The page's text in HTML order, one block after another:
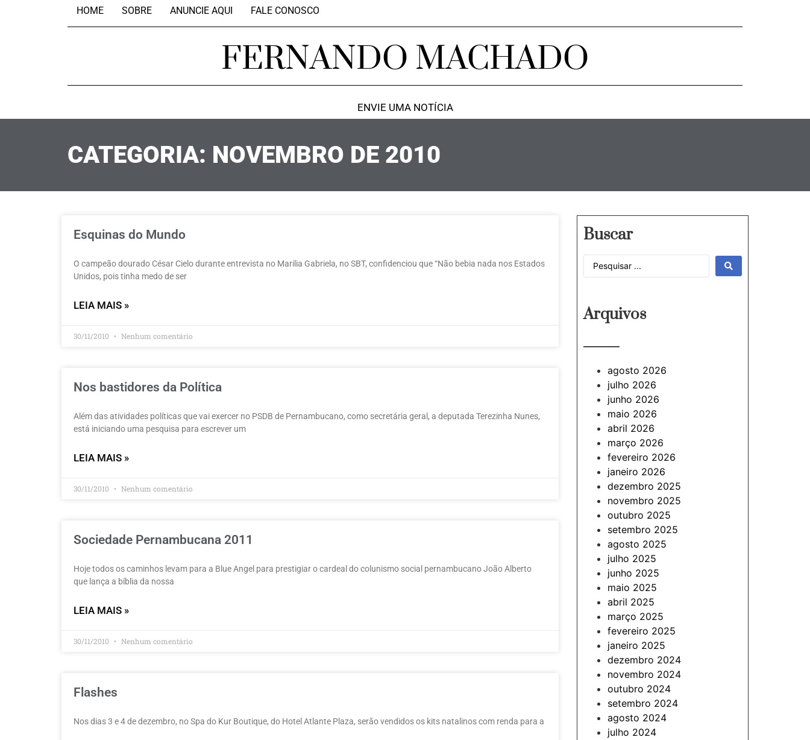
HOME SOBRE ANUNCIE AQUI FALE CONOSCO
FERNANDO MACHADO
ENVIE UMA NOTÍCIA
CATEGORIA: NOVEMBRO DE 2010
Esquinas do Mundo
O campeão dourado César Cielo durante entrevista no Marilia Gabriela, no SBT, confidenciou que “Não bebia nada nos Estados
Unidos, pois tinha medo de ser
LEIA MAIS »
30/11/2010 Nenhum comentário
Nos bastidores da Política
Além das atividades políticas que vai exercer no PSDB de Pernambucano, como secretária geral, a deputada Terezinha Nunes,
está iniciando uma pesquisa para escrever um
LEIA MAIS »
30/11/2010 Nenhum comentário
Sociedade Pernambucana 2011
Hoje todos os caminhos levam para a Blue Angel para prestigiar o cardeal do colunismo social pernambucano João Alberto
que lança a bíblia da nossa
LEIA MAIS »
30/11/2010 Nenhum comentário
Flashes
Nos dias 3 e 4 de dezembro, no Spa do Kur Boutique, do Hotel Atlante Plaza, serão vendidos os kits natalinos com renda para a
Buscar
Arquivos
———
agosto 2026
julho 2026
junho 2026
maio 2026
abril 2026
março 2026
fevereiro 2026
janeiro 2026
dezembro 2025
novembro 2025
outubro 2025
setembro 2025
agosto 2025
julho 2025
junho 2025
maio 2025
abril 2025
março 2025
fevereiro 2025
janeiro 2025
dezembro 2024
novembro 2024
outubro 2024
setembro 2024
agosto 2024
julho 2024